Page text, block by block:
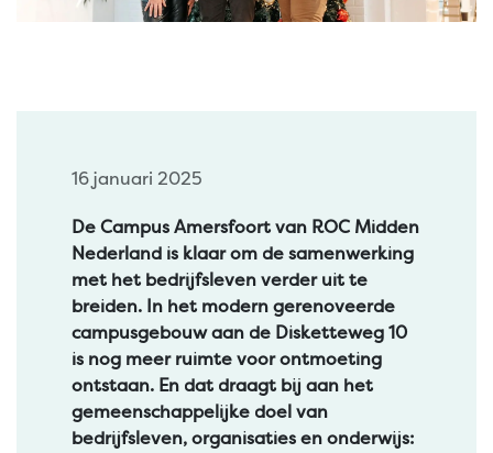
16 januari 2025
De Campus Amersfoort van ROC Midden
Nederland is klaar om de samenwerking
met het bedrijfsleven verder uit te
breiden. In het modern gerenoveerde
campusgebouw aan de Disketteweg 10
is nog meer ruimte voor ontmoeting
ontstaan. En dat draagt bij aan het
gemeenschappelijke doel van
bedrijfsleven, organisaties en onderwijs: